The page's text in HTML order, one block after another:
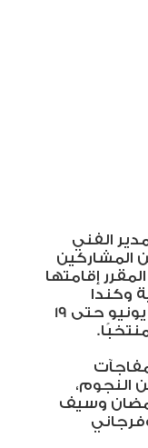
الفني
المشاركين
بطولة كأس العالم 2026، المقرر إقامتها
وكندا
والمكسيك خلال الفترة من 11 يونيو حتى 19
.
النجوم،
وسيف